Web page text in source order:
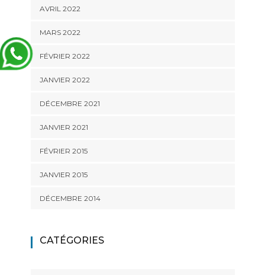
AVRIL 2022
MARS 2022
FÉVRIER 2022
JANVIER 2022
DÉCEMBRE 2021
JANVIER 2021
FÉVRIER 2015
JANVIER 2015
DÉCEMBRE 2014
CATÉGORIES